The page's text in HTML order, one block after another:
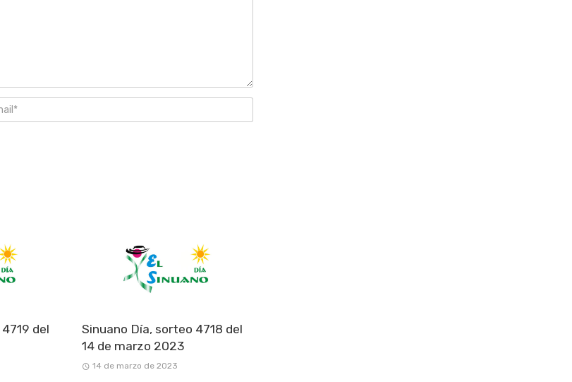
del
Sinuano Día, sorteo 4718 del
14 de marzo 2023
14 de marzo de 2023